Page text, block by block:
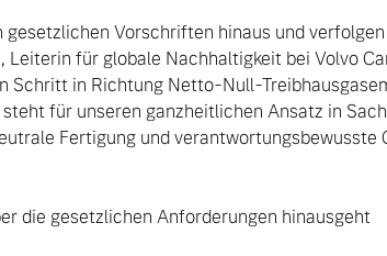
gesetzlichen Vorschriften hinaus und
für globale Nachhaltigkeit bei Volvo
Schritt in Richtung Netto-Null-
für unseren ganzheitlichen Ansatz in
Fertigung und verantwortungsbewusste
die gesetzlichen Anforderungen hinausgeht